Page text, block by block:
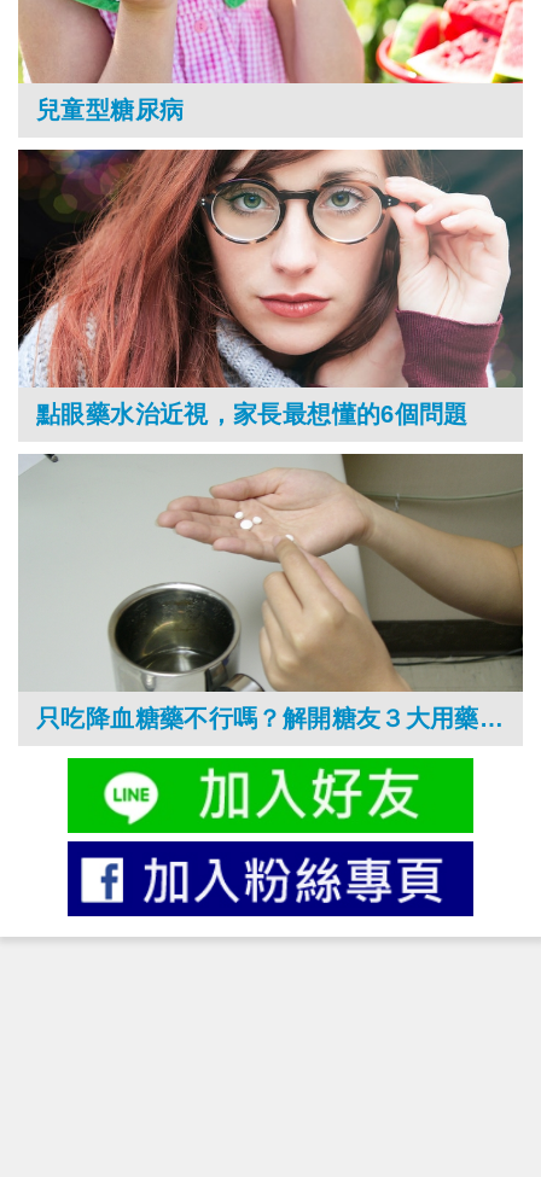
兒童型糖尿病
點眼藥水治近視，家長最想懂的6個問題
只吃降血糖藥不行嗎？解開糖友３大用藥疑惑